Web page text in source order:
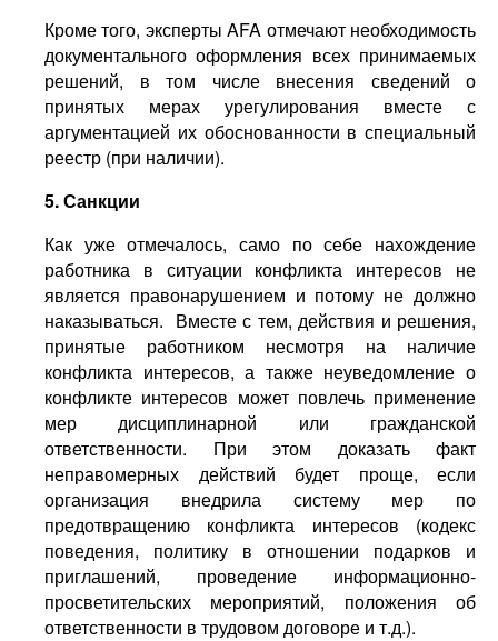
Кроме того, эксперты AFA отмечают необходимость
документального оформления всех принимаемых
решений, в том числе внесения сведений о
принятых мерах урегулирования вместе с
аргументацией их обоснованности в специальный
реестр (при наличии).
5. Санкции
Как уже отмечалось, само по себе нахождение
работника в ситуации конфликта интересов не
является правонарушением и потому не должно
наказываться. Вместе с тем, действия и решения,
принятые работником несмотря на наличие
конфликта интересов, а также неуведомление о
конфликте интересов может повлечь применение
мер дисциплинарной или гражданской
ответственности. При этом доказать факт
неправомерных действий будет проще, если
организация внедрила систему мер по
предотвращению конфликта интересов (кодекс
поведения, политику в отношении подарков и
приглашений, проведение информационно-
просветительских мероприятий, положения об
ответственности в трудовом договоре и т.д.).